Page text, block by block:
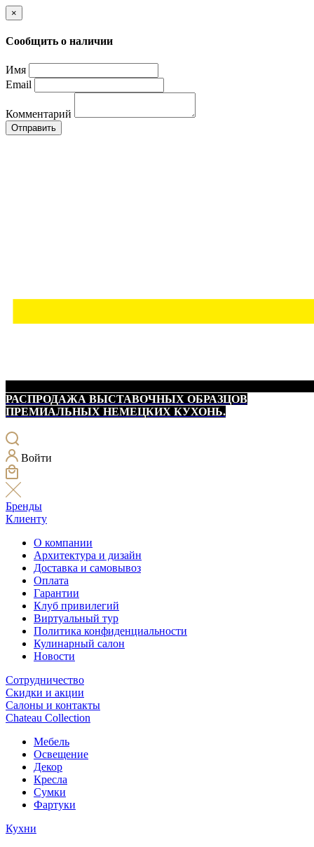
×
Сообщить о наличии
Имя
Email
Комментарий
Отправить
РАСПРОДАЖА ВЫСТАВОЧНЫХ ОБРАЗЦОВ
ПРЕМИАЛЬНЫХ НЕМЕЦКИХ КУХОНЬ.
Войти
Бренды
Клиенту
О компании
Архитектура и дизайн
Доставка и самовывоз
Оплата
Гарантии
Клуб привилегий
Виртуальный тур
Политика конфиденциальности
Кулинарный салон
Новости
Сотрудничество
Скидки и акции
Салоны и контакты
Chateau Collection
Мебель
Освещение
Декор
Кресла
Сумки
Фартуки
Кухни